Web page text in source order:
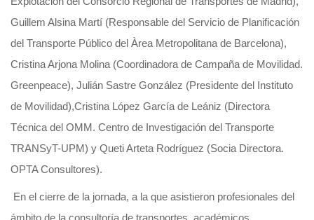
Guillem Alsina Martí (Responsable del Servicio de Planificación
del Transporte Público del Àrea Metropolitana de Barcelona),
Cristina Arjona Molina (Coordinadora de Campaña de Movilidad.
Greenpeace), Julián Sastre González (Presidente del Instituto
de Movilidad),Cristina López García de Leániz (Directora
Técnica del OMM. Centro de Investigación del Transporte
TRANSyT-UPM) y Queti Arteta Rodríguez (Socia Directora.
OPTA Consultores).
En el cierre de la jornada, a la que asistieron profesionales del
ámbito de la consultoría de transportes, académicos,